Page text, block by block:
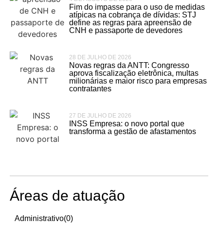
Fim do impasse para o uso de medidas
atípicas na cobrança de dívidas: STJ
define as regras para apreensão de
CNH e passaporte de devedores
28 DE JULHO DE 2026
Novas regras da ANTT: Congresso
aprova fiscalização eletrônica, multas
milionárias e maior risco para empresas
contratantes
27 DE JULHO DE 2026
INSS Empresa: o novo portal que
transforma a gestão de afastamentos
Áreas de atuação
Administrativo(0)